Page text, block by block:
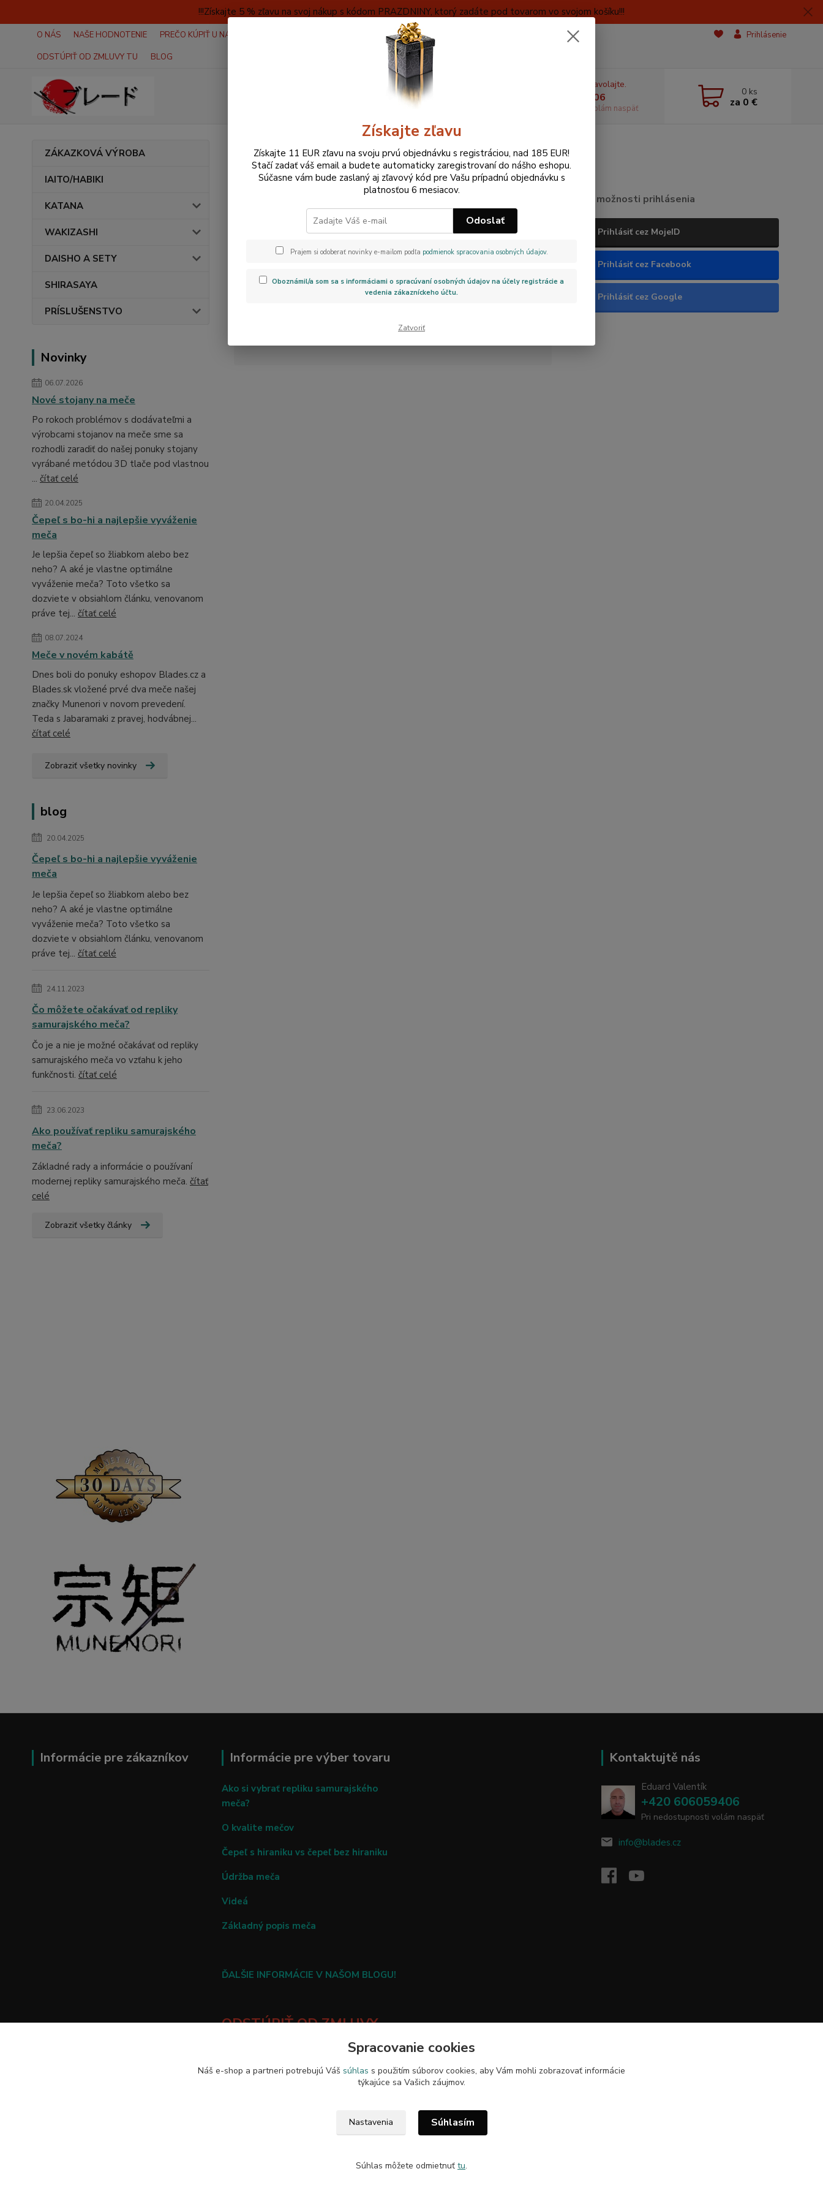
!!!Získajte 5 % zľavu na svoj nákup s kódom PRAZDNINY, ktorý zadáte pod tovarom vo svojom košíku!!!
O NÁS NAŠE HODNOTENIE PREČO KÚPIŤ U NÁS? OBCHODNÉ INFORMÁCIE
ODSTÚPIŤ OD ZMLUVY TU
BLOG
Prihlásenie
Hľadať
Neviete si rady? Zavolajte.
+420 606059406
Pri nedostupnosti volám naspäť
0 ks
za 0 €
ZÁKAZKOVÁ VÝROBA
IAITO/HABIKI
KATANA
WAKIZASHI
DAISHO A SETY
SHIRASAYA
PRÍSLUŠENSTVO
Novinky
06.07.2026
Nové stojany na meče
Po rokoch problémov s dodávateľmi a
výrobcami stojanov na meče sme sa
rozhodli zaradiť do našej ponuky stojany
vyrábané metódou 3D tlače pod vlastnou
... čítať celé
20.04.2025
Čepeľ s bo-hi a najlepšie vyváženie
meča
Je lepšia čepeľ so žliabkom alebo bez
neho? A aké je vlastne optimálne
vyváženie meča? Toto všetko sa
dozviete v obsiahlom článku, venovanom
práve tej... čítať celé
08.07.2024
Meče v novém kabátě
Dnes boli do ponuky eshopov Blades.cz a
Blades.sk vložené prvé dva meče našej
značky Munenori v novom prevedení.
Teda s Jabaramaki z pravej, hodvábnej...
čítať celé
Zobraziť všetky novinky
blog
20.04.2025
Čepeľ s bo-hi a najlepšie vyváženie
meča
Je lepšia čepeľ so žliabkom alebo bez
neho? A aké je vlastne optimálne
vyváženie meča? Toto všetko sa
dozviete v obsiahlom článku, venovanom
práve tej... čítať celé
24.11.2023
Čo môžete očakávať od repliky
samurajského meča?
Čo je a nie je možné očakávať od repliky
samurajského meča vo vzťahu k jeho
funkčnosti. čítať celé
23.06.2023
Ako používať repliku samurajského
meča?
Základné rady a informácie o používaní
modernej repliky samurajského meča. čítať
celé
Zobraziť všetky články
Prihlásenie
Poslať zabudnuté heslo
Zatiaľ nemám účet, chcem saRegistrovať
Ďalšie možnosti prihlásenia
Prihlásiť cez MojeID
Prihlásiť cez Facebook
Prihlásiť cez Google
Informácie pre zákazníkov Informácie pre výber tovaru
Ako si vybrať repliku samurajského
meča?
O kvalite mečov
Čepeľ s hiraniku vs čepeľ bez hiraniku
Údržba meča
Videá
Základný popis meča
ĎALŠIE INFORMÁCIE V NAŠOM BLOGU!
ODSTÚPIŤ OD ZMLUVY
Kontaktujtě nás
Eduard Valentík
+420 606059406
Pri nedostupnosti volám naspäť
info@blades.cz
Upravit sběr cookies.
Získajte zľavu
Získajte 11 EUR zľavu na svoju prvú objednávku s registráciou, nad 185 EUR!
Stačí zadať váš email a budete automaticky zaregistrovaní do nášho eshopu.
Súčasne vám bude zaslaný aj zľavový kód pre Vašu prípadnú objednávku s
platnosťou 6 mesiacov.
Odoslať
Prajem si odoberať novinky e-mailom podľa podmienok spracovania osobných údajov.
Oboznámil/a som sa s informáciami o spracúvaní osobných údajov na účely registrácie a
vedenia zákazníckeho účtu.
Zatvoriť
Spracovanie cookies
Náš e-shop a partneri potrebujú Váš súhlas s použitím súborov cookies, aby Vám mohli zobrazovať informácie
týkajúce sa Vašich záujmov.
Nastavenia Súhlasím
Súhlas môžete odmietnuť tu.